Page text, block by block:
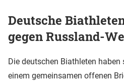
Deutsche
gegen Russland-
Die deutschen Biathleten haben
einem gemeinsamen offenen